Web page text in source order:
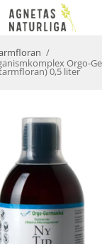
/
Orgo-
0,5 liter